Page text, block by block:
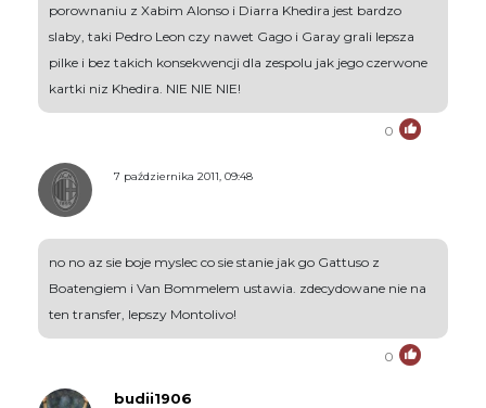
porownaniu z Xabim Alonso i Diarra Khedira jest bardzo
slaby, taki Pedro Leon czy nawet Gago i Garay grali lepsza
pilke i bez takich konsekwencji dla zespolu jak jego czerwone
kartki niz Khedira. NIE NIE NIE!
0
7 października 2011, 09:48
no no az sie boje myslec co sie stanie jak go Gattuso z
Boatengiem i Van Bommelem ustawia. zdecydowane nie na
ten transfer, lepszy Montolivo!
0
budii1906